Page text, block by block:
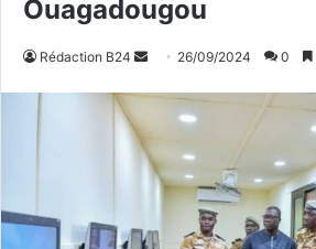
Ouagadougou
Rédaction B24
o
y
u
26/09/2024 0